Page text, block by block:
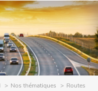
Nos thématiques
Routes